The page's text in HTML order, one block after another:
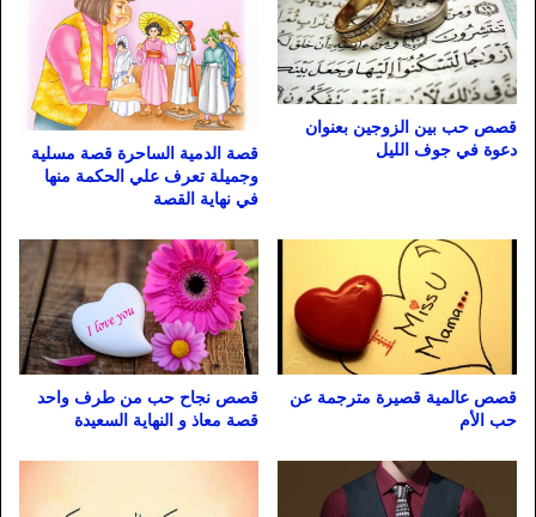
قصص حب بين الزوجين بعنوان
دعوة في جوف الليل
قصة الدمية الساحرة قصة مسلية
وجميلة تعرف علي الحكمة منها
في نهاية القصة
قصص عالمية قصيرة مترجمة عن
حب الأم
قصص نجاح حب من طرف واحد
قصة معاذ و النهاية السعيدة